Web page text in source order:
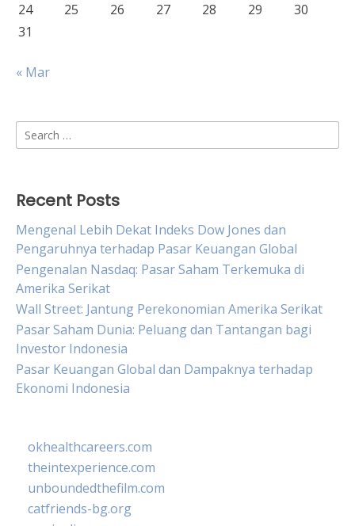
24
25 26 27 28 29
30
31
« Mar
Search
for:
Recent Posts
Mengenal Lebih Dekat Indeks Dow Jones dan
Pengaruhnya terhadap Pasar Keuangan Global
Pengenalan Nasdaq: Pasar Saham Terkemuka di
Amerika Serikat
Wall Street: Jantung Perekonomian Amerika Serikat
Pasar Saham Dunia: Peluang dan Tantangan bagi
Investor Indonesia
Pasar Keuangan Global dan Dampaknya terhadap
Ekonomi Indonesia
okhealthcareers.com
theintexperience.com
unboundedthefilm.com
catfriends-bg.org